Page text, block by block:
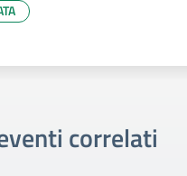
correlati